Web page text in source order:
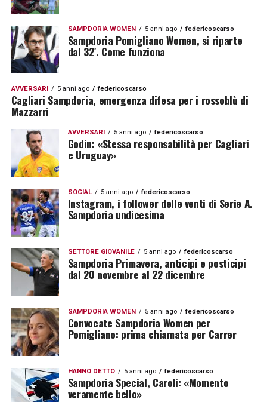
SAMPDORIA WOMEN 5 anni ago federicoscarso
Sampdoria Pomigliano Women, si riparte
dal 32′. Come funziona
AVVERSARI 5 anni ago federicoscarso
Cagliari Sampdoria, emergenza difesa per i rossoblù di
Mazzarri
AVVERSARI 5 anni ago federicoscarso
Godin: «Stessa responsabilità per Cagliari
e Uruguay»
SOCIAL 5 anni ago federicoscarso
Instagram, i follower delle venti di Serie A.
Sampdoria undicesima
SETTORE GIOVANILE 5 anni ago federicoscarso
Sampdoria Primavera, anticipi e posticipi
dal 20 novembre al 22 dicembre
SAMPDORIA WOMEN 5 anni ago federicoscarso
Convocate Sampdoria Women per
Pomigliano: prima chiamata per Carrer
HANNO DETTO 5 anni ago federicoscarso
Sampdoria Special, Caroli: «Momento
veramente bello»